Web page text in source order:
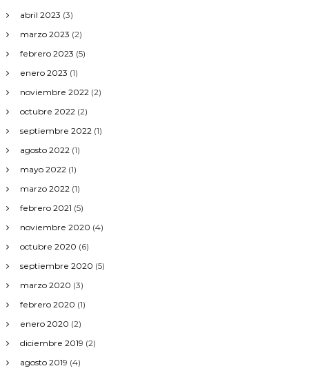
abril 2023 (3)
marzo 2023 (2)
febrero 2023 (5)
enero 2023 (1)
noviembre 2022 (2)
octubre 2022 (2)
septiembre 2022 (1)
agosto 2022 (1)
mayo 2022 (1)
marzo 2022 (1)
febrero 2021 (5)
noviembre 2020 (4)
octubre 2020 (6)
septiembre 2020 (5)
marzo 2020 (3)
febrero 2020 (1)
enero 2020 (2)
diciembre 2019 (2)
agosto 2019 (4)